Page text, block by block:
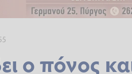
ο πόνος